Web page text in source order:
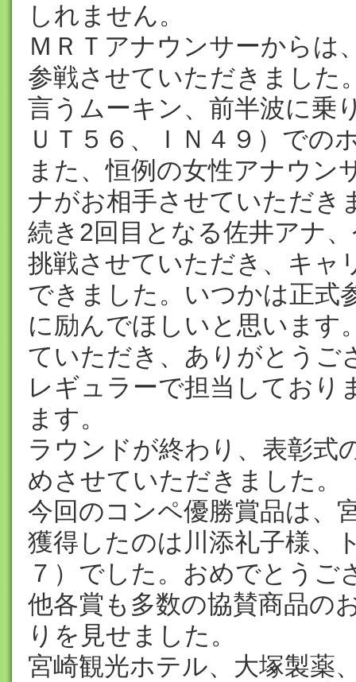
しれません。
ＭＲＴアナウンサーからは
参戦させていただきました
言うムーキン、前半波に乗
ＵＴ５６、ＩＮ４９）での
また、恒例の女性アナウン
ナがお相手させていただき
続き2回目となる佐井アナ
挑戦させていただき、キャ
できました。いつかは正式
に励んでほしいと思います
ていただき、ありがとうご
レギュラーで担当しており
ます。
ラウンドが終わり、表彰式
めさせていただきました。
今回のコンペ優勝賞品は、
獲得したのは川添礼子様、
７）でした。おめでとうご
他各賞も多数の協賛商品の
りを見せました。
宮崎観光ホテル、大塚製薬